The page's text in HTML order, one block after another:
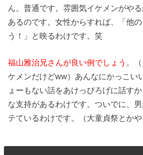
ん。普通です。雰囲気イケメンがや
あるのです。女性からすれば、「他
う！」と映るわけです。笑
福山雅治兄さんが良い例でしょう 。
ケメンだけどww）あんなにかっこい
ょーもない話をあけっぴろげに話す
な支持があるわけです。ついでに、
テているわけです。（大童貞祭とかや